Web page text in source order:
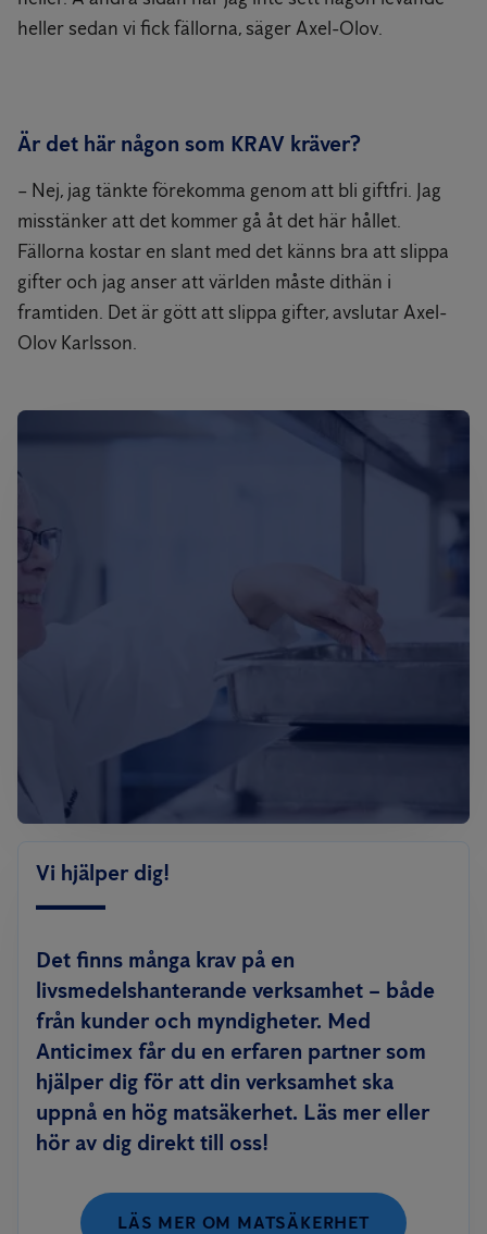
heller sedan vi fick fällorna, säger Axel-Olov.
Är det här någon som KRAV kräver?
– Nej, jag tänkte förekomma genom att bli giftfri. Jag
misstänker att det kommer gå åt det här hållet.
Fällorna kostar en slant med det känns bra att slippa
gifter och jag anser att världen måste dithän i
framtiden. Det är gött att slippa gifter, avslutar Axel-
Olov Karlsson.
Vi hjälper dig!
Det finns många krav på en
livsmedelshanterande verksamhet – både
från kunder och myndigheter. Med
Anticimex får du en erfaren partner som
hjälper dig för att din verksamhet ska
uppnå en hög matsäkerhet. Läs mer eller
hör av dig direkt till oss!
LÄS MER OM MATSÄKERHET